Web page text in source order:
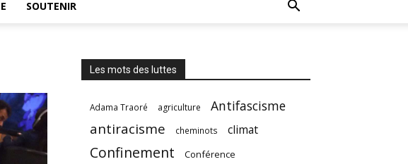
SOUTENIR
Les mots des luttes
Adama Traoré agriculture Antifascisme
antiracisme cheminots climat
Confinement Conférence